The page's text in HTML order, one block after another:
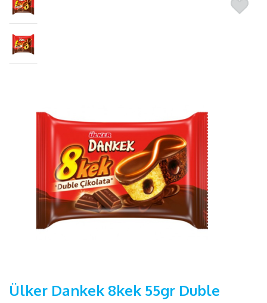
Ülker Dankek 8kek 55gr Duble